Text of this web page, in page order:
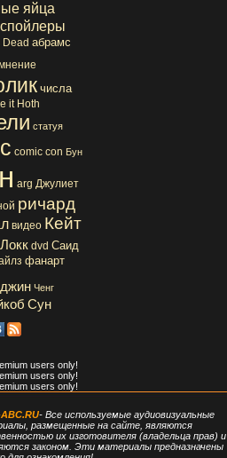
яйца
спойлеры
Dead абрамс
числа
it Hoth
статуя
comic con Бун
arg Джулиет
ричард
видео Кейт
Локк dvd Саид
фанарт
джин Ченг
Сун
users only!
users only!
users only!
- Все используемые аудиовизуальные
размещенные на сайте, являются
их изготовителя (владельца прав) и
законом. Эти материалы предназначены